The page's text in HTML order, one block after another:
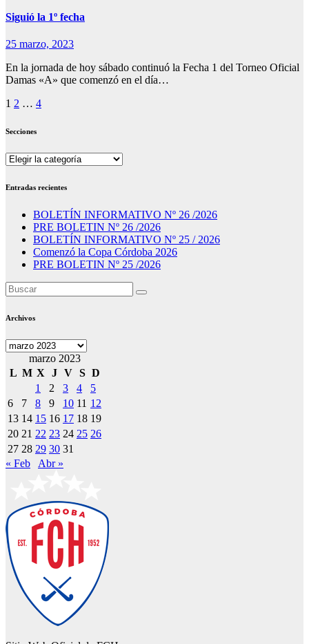
Siguió la 1º fecha
25 marzo, 2023
En la jornada de hoy sábado continuó la Fecha 1 del Torneo Oficial
Damas «A» que comenzó en el día…
Paginación
de
1 2 … 4
Secciones
Secciones
Entradas recientes
BOLETÍN INFORMATIVO Nº 26 /2026
PRE BOLETIN Nº 26 /2026
BOLETÍN INFORMATIVO Nº 25 / 2026
Comenzó la Copa Córdoba 2026
PRE BOLETIN Nº 25 /2026
Archivos
Archivos
marzo 2023
L M X J V S D
1
2 3 4
5
6
7 8 9 10 11 12
13 14 15 16 17 18 19
20 21 22 23 24 25 26
27 28 29 30 31
« Feb
Abr »